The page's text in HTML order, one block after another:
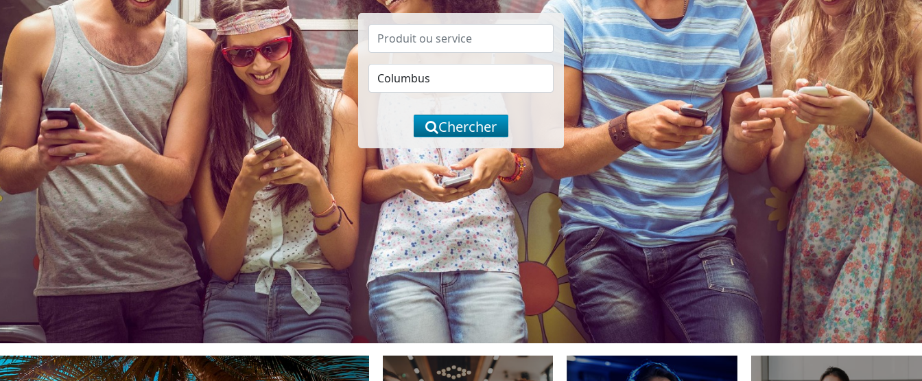
Chercher